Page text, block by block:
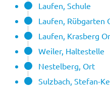
Laufen, Schule
Laufen, Rübgarten
Laufen, Krasberg
Weiler, Haltestelle
Nestelberg, Ort
Sulzbach, Stefan-